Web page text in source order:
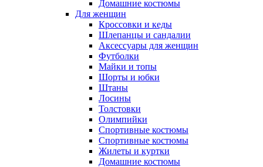
Домашние костюмы
Для женщин
Кроссовки и кеды
Шлепанцы и сандалии
Аксессуары для женщин
Футболки
Майки и топы
Шорты и юбки
Штаны
Лосины
Толстовки
Олимпийки
Спортивные костюмы
Спортивные костюмы
Жилеты и куртки
Домашние костюмы